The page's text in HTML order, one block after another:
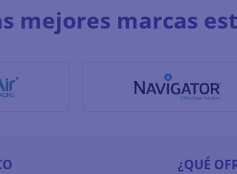
mejores marcas
¿QUÉ